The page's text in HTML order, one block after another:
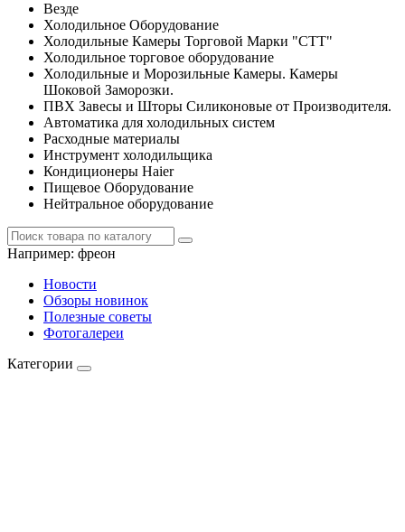
Везде
Холодильное Оборудование
Холодильные Камеры Торговой Марки "СТТ"
Холодильное торговое оборудование
Холодильные и Морозильные Камеры. Камеры
Шоковой Заморозки.
ПВХ Завесы и Шторы Силиконовые от Производителя.
Автоматика для холодильных систем
Расходные материалы
Инструмент холодильщика
Кондиционеры Haier
Пищевое Оборудование
Нейтральное оборудование
Например: фреон
Новости
Обзоры новинок
Полезные советы
Фотогалереи
Категории